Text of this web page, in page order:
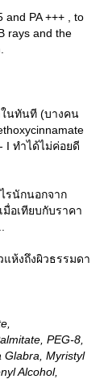
and PA +++ , to
rays and the
นทันที (บางคน
I ทำได้ไม่ค่อยดี
รนักนอกจาก
อเทียบกับราคา
ห้งถึงผิวธรรมดา
PEG-8,
Glabra, Myristyl
Alcohol,